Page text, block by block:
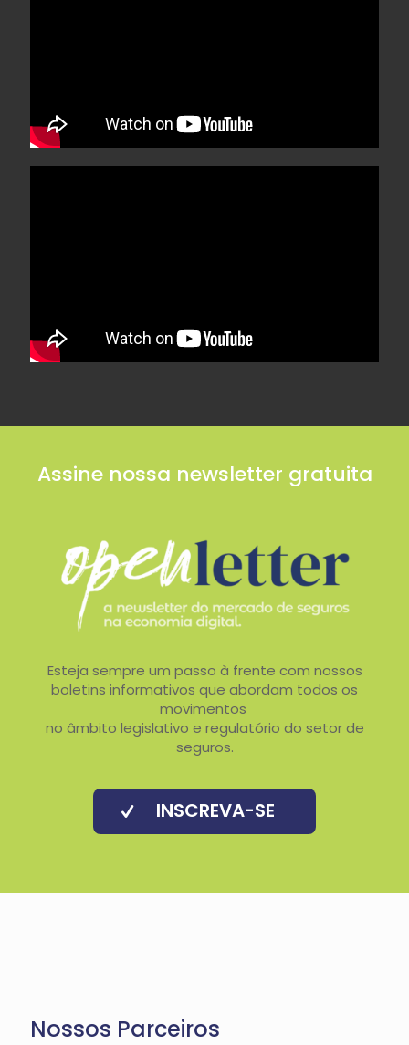
Assine nossa newsletter gratuita
Esteja sempre um passo à frente com nossos
boletins informativos que abordam todos os
movimentos
no âmbito legislativo e regulatório do setor de
seguros.
INSCREVA-SE
Nossos Parceiros